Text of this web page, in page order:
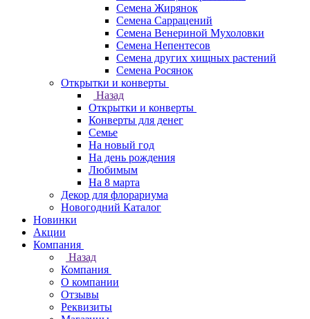
Семена Жирянок
Семена Саррацений
Семена Венериной Мухоловки
Семена Непентесов
Семена других хищных растений
Семена Росянок
Открытки и конверты
Назад
Открытки и конверты
Конверты для денег
Семье
На новый год
На день рождения
Любимым
На 8 марта
Декор для флорариума
Новогодний Каталог
Новинки
Акции
Компания
Назад
Компания
О компании
Отзывы
Реквизиты